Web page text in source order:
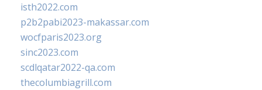
isth2022.com
p2b2pabi2023-makassar.com
wocfparis2023.org
sinc2023.com
scdlqatar2022-qa.com
thecolumbiagrill.com